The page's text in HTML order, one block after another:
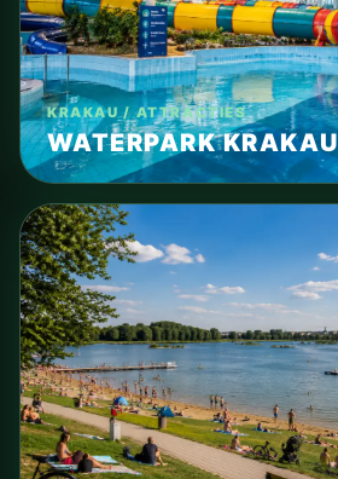
KRAKAU / ATTRACTIES
WATERPARK KRAKAU